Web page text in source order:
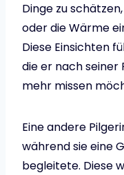
Dinge zu
oder die Wärme
Diese Einsichten
die er nach seiner
mehr missen
Eine andere
während sie eine
begleitete. Diese